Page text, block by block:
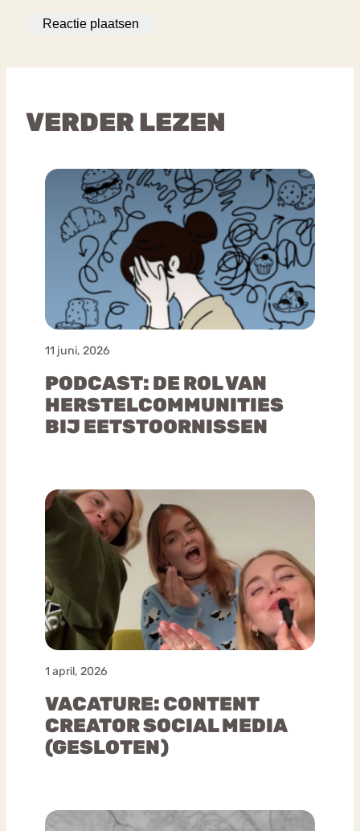
VERDER LEZEN
11 juni, 2026
PODCAST: DE ROL VAN
HERSTELCOMMUNITIES
BIJ EETSTOORNISSEN
1 april, 2026
VACATURE: CONTENT
CREATOR SOCIAL MEDIA
(GESLOTEN)